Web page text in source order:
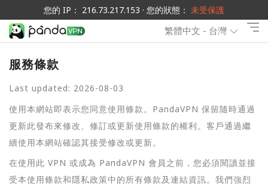
您的 IP： 216.73.217.153 · 您的狀態： 未受保護
繁體中文 - 台灣
服務條款
Last updated: 2026-08-03
使用本網站即表示您同意使用條款。PandaVPN 保留隨時通過
更新此發布來修改、修訂或更新使用條款的權利。客戶通過繼
續使用本網站確認其接受修改或更新。
在使用此 VPN 或成為 PandaVPN 會員之前，您必須閱讀並接
受本使用條款和隱私政策中的所有條款及連結資訊。我們強烈